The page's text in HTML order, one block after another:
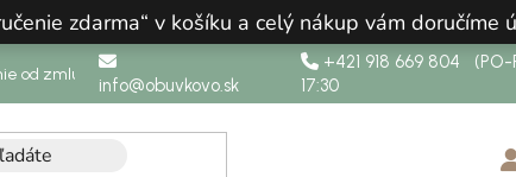
zdarma“ v košíku a celý nákup vám doručíme
od zmluvy info@obuvkovo.sk
+421 918 669 804 (PO-
17:30